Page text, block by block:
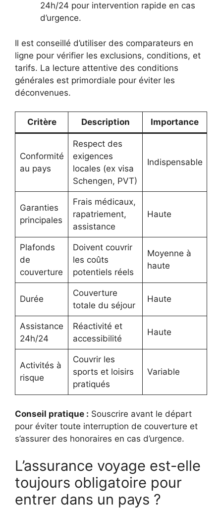
24h/24 pour intervention rapide en cas
d’urgence.
Il est conseillé d’utiliser des comparateurs en
ligne pour vérifier les exclusions, conditions, et
tarifs. La lecture attentive des conditions
générales est primordiale pour éviter les
déconvenues.
Critère Description Importance
Conformité
au pays
Respect des
exigences
locales (ex visa
Schengen, PVT)
Indispensable
Garanties
principales
Frais médicaux,
rapatriement,
assistance
Haute
Plafonds
de
couverture
Doivent couvrir
les coûts
potentiels réels
Moyenne à
haute
Durée
Couverture
totale du séjour
Haute
Assistance
24h/24
Réactivité et
accessibilité
Haute
Activités à
risque
Couvrir les
sports et loisirs
pratiqués
Variable
Conseil pratique : Souscrire avant le départ
pour éviter toute interruption de couverture et
s’assurer des honoraires en cas d’urgence.
L’assurance voyage est-elle
toujours obligatoire pour
entrer dans un pays ?